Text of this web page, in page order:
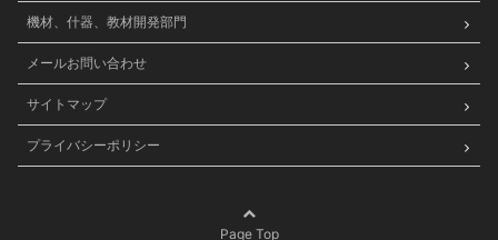
機材、什器、教材開発部門
メールお問い合わせ
サイトマップ
プライバシーポリシー
Page Top